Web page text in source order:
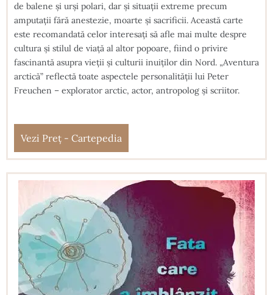
de balene și urși polari, dar și situații extreme precum
amputații fără anestezie, moarte și sacrificii. Această carte
este recomandată celor interesați să afle mai multe despre
cultura și stilul de viață al altor popoare, fiind o privire
fascinantă asupra vieții și culturii inuiților din Nord. „Aventura
arctică” reflectă toate aspectele personalității lui Peter
Freuchen – explorator arctic, actor, antropolog și scriitor.
Vezi Preț - Cartepedia